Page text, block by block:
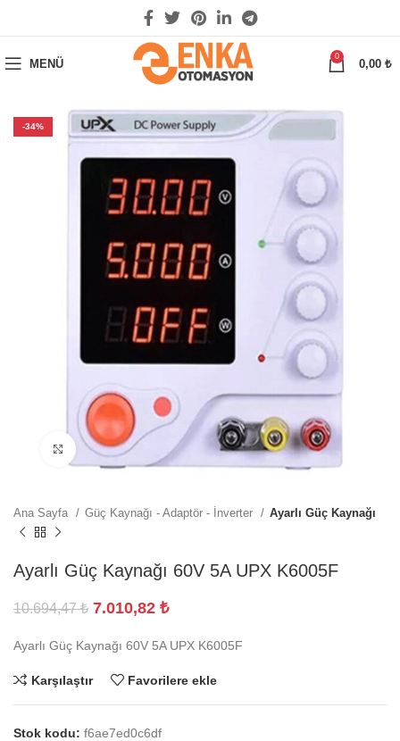
MENÜ
0
0,00 ₺
-34%
Büyütmek için tıklayın
Ana Sayfa Güç Kaynağı - Adaptör - İnverter Ayarlı Güç Kaynağı
Ayarlı Güç Kaynağı 60V 5A UPX K6005F
10.694,47₺ 7.010,82 ₺
Ayarlı Güç Kaynağı 60V 5A UPX K6005F
Karşılaştır Favorilere ekle
Stok kodu: f6ae7ed0c6df